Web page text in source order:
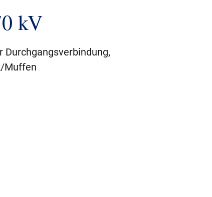
kV
Durchgangsverbindung,
Muffen